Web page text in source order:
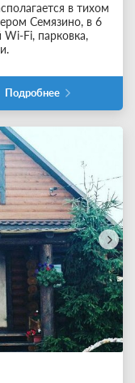
в тихом
Семязино, в 6
Wi-Fi, парковка,
Подробнее